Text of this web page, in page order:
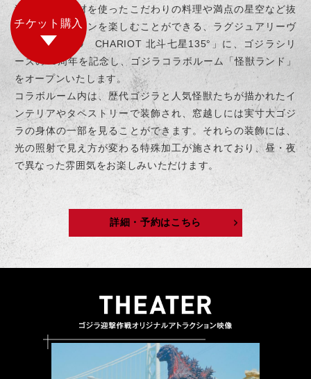
チケット購入
淡路島産の食材を使ったこだわりの料理や満点の星空など抜
群のロケーションを楽しむことができる、ラグジュアリーヴ
ィラ「GRAND CHARIOT 北斗七星135°」に、ゴジラシリ
ーズの70周年を記念し、ゴジラコラボルーム「怪獣ランド」
をオープンいたします。
コラボルーム内は、歴代ゴジラと人気怪獣たちが描かれたイ
ンテリアやタペストリーで装飾され、窓越しには実寸大ゴジ
ラの身体の一部を見ることができます。それらの装飾には、
光の照射で見え方が変わる特殊加工が施されており、昼・夜
で異なった雰囲気をお楽しみいただけます。
詳細・予約はこちら